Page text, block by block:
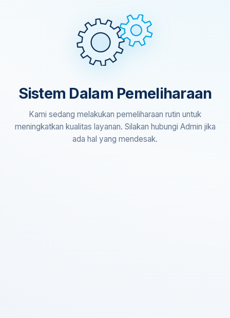
Sistem Dalam Pemeliharaan
Kami sedang melakukan pemeliharaan rutin untuk
meningkatkan kualitas layanan. Silakan hubungi Admin jika
ada hal yang mendesak.